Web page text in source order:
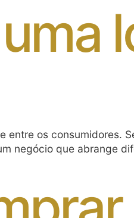
os consumidores.
negócio que abrange